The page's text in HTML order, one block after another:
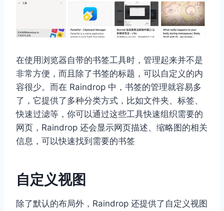
在使用浏览器自带的书签工具时，管理起来并不是
非常方便，而且除了书签的标题，可以自定义的内
容很少。而在 Raindrop 中，书签的管理就容易多
了，它提供了多种分类方式，比如文件夹、标签、
快速过滤等，你可以通过这些工具快速组织需要的
网页，Raindrop 还会显示网页描述、缩略图的相关
信息，可以快速找到需要的书签
自定义视图
除了默认的布局外，Raindrop 还提供了自定义视图